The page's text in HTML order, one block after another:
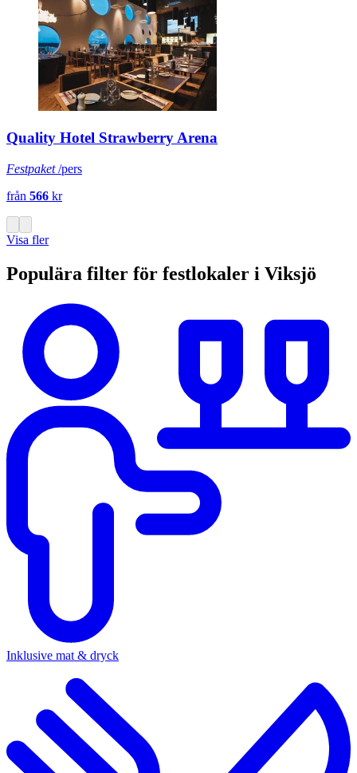
Quality Hotel Strawberry Arena
Festpaket/pers
från 566 kr
Visa fler
Populära filter för festlokaler i Viksjö
Inklusive mat & dryck